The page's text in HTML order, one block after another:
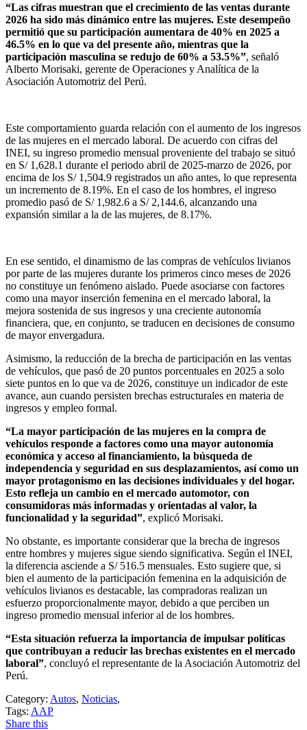
“Las cifras muestran que el crecimiento de las ventas durante
2026 ha sido más dinámico entre las mujeres. Este desempeño
permitió que su participación aumentara de 40% en 2025 a
46.5% en lo que va del presente año, mientras que la
participación masculina se redujo de 60% a 53.5%”, señaló
Alberto Morisaki, gerente de Operaciones y Analítica de la
Asociación Automotriz del Perú.
Este comportamiento guarda relación con el aumento de los ingresos
de las mujeres en el mercado laboral. De acuerdo con cifras del
INEI, su ingreso promedio mensual proveniente del trabajo se situó
en S/ 1,628.1 durante el periodo abril de 2025-marzo de 2026, por
encima de los S/ 1,504.9 registrados un año antes, lo que representa
un incremento de 8.19%. En el caso de los hombres, el ingreso
promedio pasó de S/ 1,982.6 a S/ 2,144.6, alcanzando una
expansión similar a la de las mujeres, de 8.17%.
En ese sentido, el dinamismo de las compras de vehículos livianos
por parte de las mujeres durante los primeros cinco meses de 2026
no constituye un fenómeno aislado. Puede asociarse con factores
como una mayor inserción femenina en el mercado laboral, la
mejora sostenida de sus ingresos y una creciente autonomía
financiera, que, en conjunto, se traducen en decisiones de consumo
de mayor envergadura.
Asimismo, la reducción de la brecha de participación en las ventas
de vehículos, que pasó de 20 puntos porcentuales en 2025 a solo
siete puntos en lo que va de 2026, constituye un indicador de este
avance, aun cuando persisten brechas estructurales en materia de
ingresos y empleo formal.
“La mayor participación de las mujeres en la compra de
vehículos responde a factores como una mayor autonomía
económica y acceso al financiamiento, la búsqueda de
independencia y seguridad en sus desplazamientos, así como un
mayor protagonismo en las decisiones individuales y del hogar.
Esto refleja un cambio en el mercado automotor, con
consumidoras más informadas y orientadas al valor, la
funcionalidad y la seguridad”, explicó Morisaki.
No obstante, es importante considerar que la brecha de ingresos
entre hombres y mujeres sigue siendo significativa. Según el INEI,
la diferencia asciende a S/ 516.5 mensuales. Esto sugiere que, si
bien el aumento de la participación femenina en la adquisición de
vehículos livianos es destacable, las compradoras realizan un
esfuerzo proporcionalmente mayor, debido a que perciben un
ingreso promedio mensual inferior al de los hombres.
“Esta situación refuerza la importancia de impulsar políticas
que contribuyan a reducir las brechas existentes en el mercado
laboral”, concluyó el representante de la Asociación Automotriz del
Perú.
Category: Autos, Noticias,
Tags: AAP
Share this